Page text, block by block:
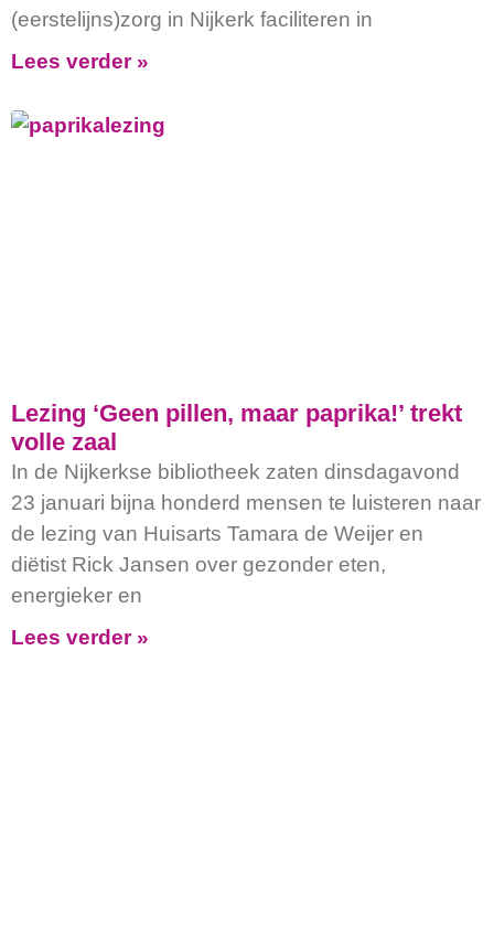
(eerstelijns)zorg in Nijkerk faciliteren in
Lees verder »
Lezing ‘Geen pillen, maar paprika!’ trekt
volle zaal
In de Nijkerkse bibliotheek zaten dinsdagavond
23 januari bijna honderd mensen te luisteren naar
de lezing van Huisarts Tamara de Weijer en
diëtist Rick Jansen over gezonder eten,
energieker en
Lees verder »